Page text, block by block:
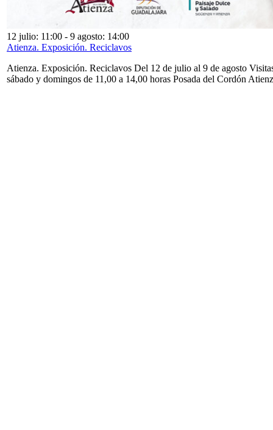
12 julio: 11:00 - 9 agosto: 14:00
Atienza. Exposición. Reciclavos
Atienza. Exposición. Reciclavos Del 12 de julio al 9 de agosto
sábado y domingos de 11,00 a 14,00 horas Posada del Cordón